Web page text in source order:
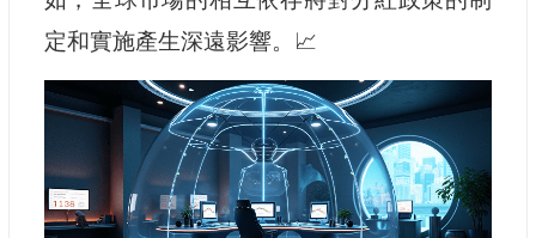
定和實施產生深遠影響。📈